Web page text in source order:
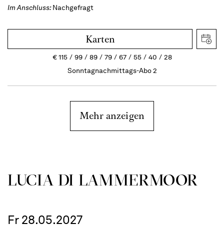
Im Anschluss:Nachgefragt
Karten
€115 99 89 79 67 55 40
28
Sonntagnachmittags-Abo 2
Mehr anzeigen
LUCIA DI LAMMER­MOOR
Fr 28.05.2027